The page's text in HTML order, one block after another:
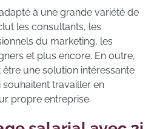
à une grande variété de
les consultants, les
du marketing, les
et plus encore. En outre,
une solution intéressante
travailler en
propre entreprise.